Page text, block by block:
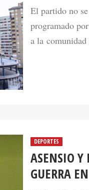
El partido no
programado
a la comunidad
DEPORTES
ASENSIO
GUERRA